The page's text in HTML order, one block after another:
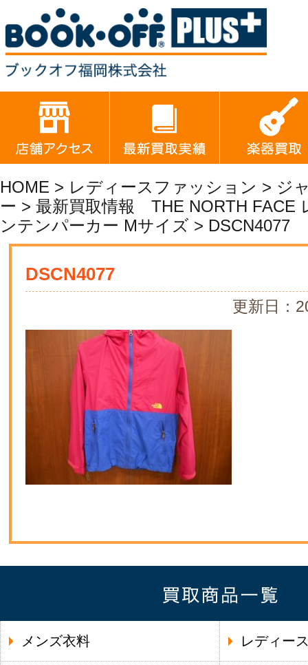
HOME > レディースファッション > ジ
ー > 最新買取情報 THE NORTH FACE
ンテンパーカー Mサイズ > DSCN4077
DSCN4077
更新日：
メンズ衣料 レディー